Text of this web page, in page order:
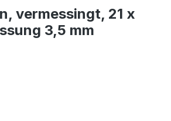
vermessingt, 21 x
3,5 mm